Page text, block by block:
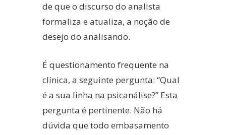
de que o discurso do analista
formaliza e atualiza, a noção de
desejo do analisando.
É questionamento frequente na
clínica, a seguinte pergunta: “Qual
é a sua linha na psicanálise?” Esta
pergunta é pertinente. Não há
dúvida que todo embasamento